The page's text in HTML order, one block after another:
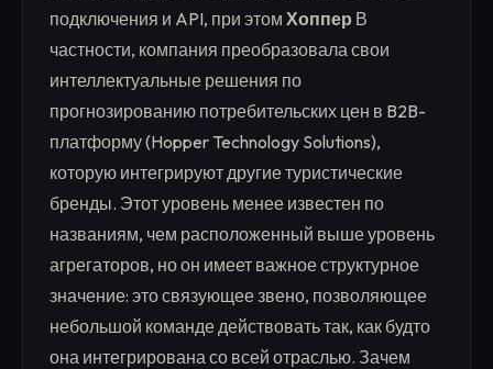
подключения и API, при этом Хоппер В
частности, компания преобразовала свои
интеллектуальные решения по
прогнозированию потребительских цен в B2B-
платформу (Hopper Technology Solutions),
которую интегрируют другие туристические
бренды. Этот уровень менее известен по
названиям, чем расположенный выше уровень
агрегаторов, но он имеет важное структурное
значение: это связующее звено, позволяющее
небольшой команде действовать так, как будто
она интегрирована со всей отраслью. Зачем